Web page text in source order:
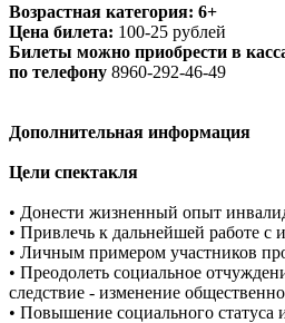
Возрастная категория: 6+
Цена билета: 100-25 рублей
Билеты можно приобрести в
по телефону 8960-292-46-49
Дополнительная информация
Цели спектакля
• Донести жизненный опыт
• Привлечь к дальнейшей работе с
• Личным примером участников
• Преодолеть социальное
следствие - изменение
• Повышение социального статуса